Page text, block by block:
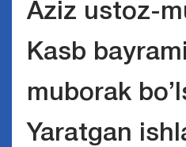
Aziz ustoz-
Kasb
muborak
Yaratgan